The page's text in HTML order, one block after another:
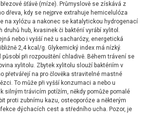
šťávě (míze). Průmyslově se získává z
dřeva, kdy se nejprve extrahuje hemicelulóza
na xylózu a nakonec se katalytickou hydrogenací
druhů hub, kvasinek či baktérií vyrábí xylitol.
nebo i vyšší než u sacharózy, energetická
2,4 kcal/g. Glykemický index má nízký.
působí při rozpouštění chladivě. Během trávení se
xylitolu. Zbytek xylitolu slouží baktériím v
přetvářejí na pro člověka stravitelné mastné
To může při vyšší konzumaci a nebo u
silným trávicím potížím, někdy pomůže pomalé
proti zubnímu kazu, osteoporóze a některým
dýchacích cest a středního ucha. Pozor, je